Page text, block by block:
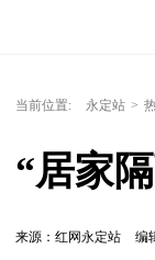
当前位置: 永定站 >
“居家
来源：红网永定站 编